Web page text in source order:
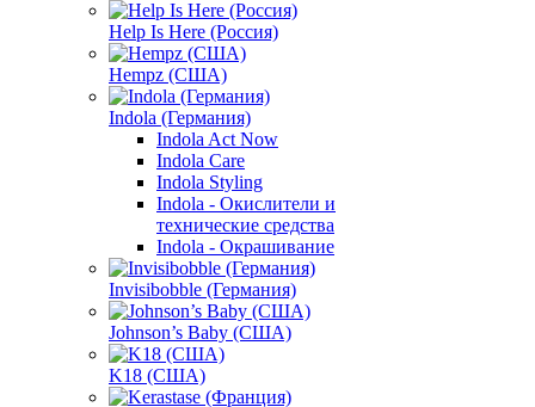
Help Is Here (Россия)
Hempz (США)
Indola (Германия)
Indola Act Now
Indola Care
Indola Styling
Indola - Окислители и
технические средства
Indola - Окрашивание
Invisibobble (Германия)
Johnson’s Baby (США)
K18 (США)